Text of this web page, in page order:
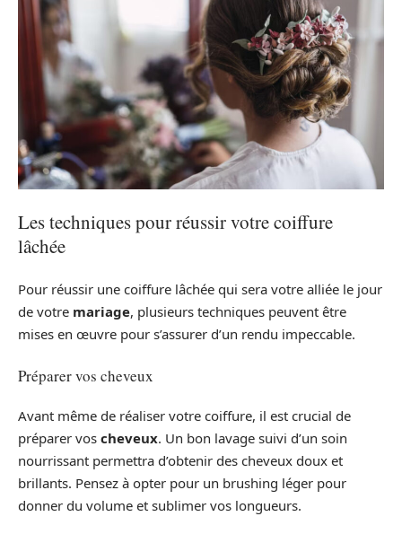
Les techniques pour réussir votre coiffure
lâchée
Pour réussir une coiffure lâchée qui sera votre alliée le jour
de votre mariage, plusieurs techniques peuvent être
mises en œuvre pour s’assurer d’un rendu impeccable.
Préparer vos cheveux
Avant même de réaliser votre coiffure, il est crucial de
préparer vos cheveux. Un bon lavage suivi d’un soin
nourrissant permettra d’obtenir des cheveux doux et
brillants. Pensez à opter pour un brushing léger pour
donner du volume et sublimer vos longueurs.